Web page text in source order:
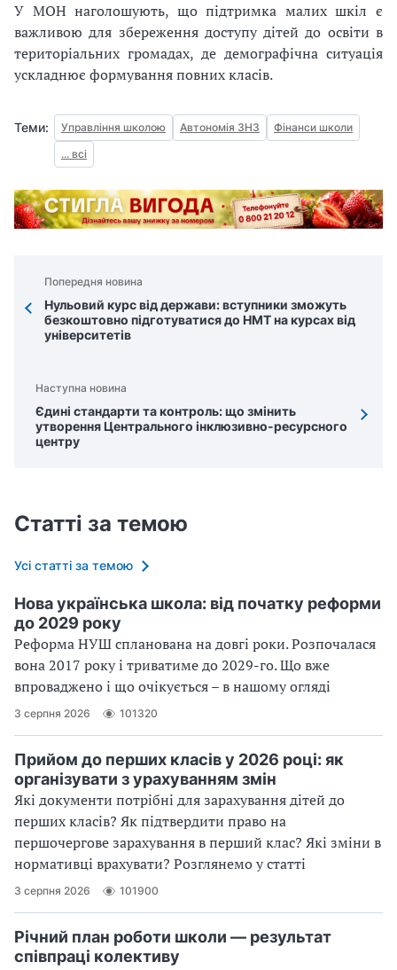
У МОН наголошують, що підтримка малих шкіл є
важливою для збереження доступу дітей до освіти в
територіальних громадах, де демографічна ситуація
ускладнює формування повних класів.
Теми: Управління школою Автономія ЗНЗ
Фінанси школи
... всі
Попередня новина
Нульовий курс від держави: вступники зможуть
безкоштовно підготуватися до НМТ на курсах від
університетів
Наступна новина
Єдині стандарти та контроль: що змінить
утворення Центрального інклюзивно-ресурсного
центру
Статті за темою
Усі статті за темою
Нова українська школа: від початку реформи
до 2029 року
Реформа НУШ спланована на довгі роки. Розпочалася
вона 2017 року і триватиме до 2029-го. Що вже
впроваджено і що очікується – в нашому огляді
3 серпня 2026 101320
Прийом до перших класів у 2026 році: як
організувати з урахуванням змін
Які документи потрібні для зарахування дітей до
перших класів? Як підтвердити право на
першочергове зарахування в перший клас? Які зміни в
нормативці врахувати? Розглянемо у статті
3 серпня 2026 101900
Річний план роботи школи — результат
співпраці колективу